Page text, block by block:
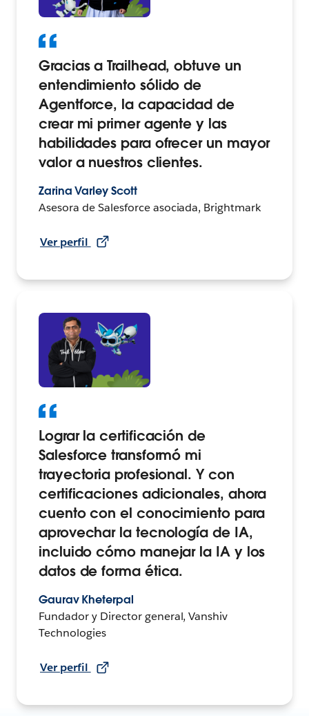
Gracias a Trailhead, obtuve un
entendimiento sólido de
Agentforce, la capacidad de
crear mi primer agente y las
habilidades para ofrecer un mayor
valor a nuestros clientes.
Zarina Varley Scott
Asesora de Salesforce asociada, Brightmark
Ver perfil
Lograr la certificación de
Salesforce transformó mi
trayectoria profesional. Y con
certificaciones adicionales, ahora
cuento con el conocimiento para
aprovechar la tecnología de IA,
incluido cómo manejar la IA y los
datos de forma ética.
Gaurav Kheterpal
Fundador y Director general, Vanshiv
Technologies
Ver perfil